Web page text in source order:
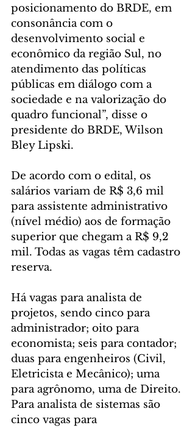
posicionamento do BRDE, em
consonância com o
desenvolvimento social e
econômico da região Sul, no
atendimento das políticas
públicas em diálogo com a
sociedade e na valorização do
quadro funcional”, disse o
presidente do BRDE, Wilson
Bley Lipski.
De acordo com o edital, os
salários variam de R$ 3,6 mil
para assistente administrativo
(nível médio) aos de formação
superior que chegam a R$ 9,2
mil. Todas as vagas têm cadastro
reserva.
Há vagas para analista de
projetos, sendo cinco para
administrador; oito para
economista; seis para contador;
duas para engenheiros (Civil,
Eletricista e Mecânico); uma
para agrônomo, uma de Direito.
Para analista de sistemas são
cinco vagas para